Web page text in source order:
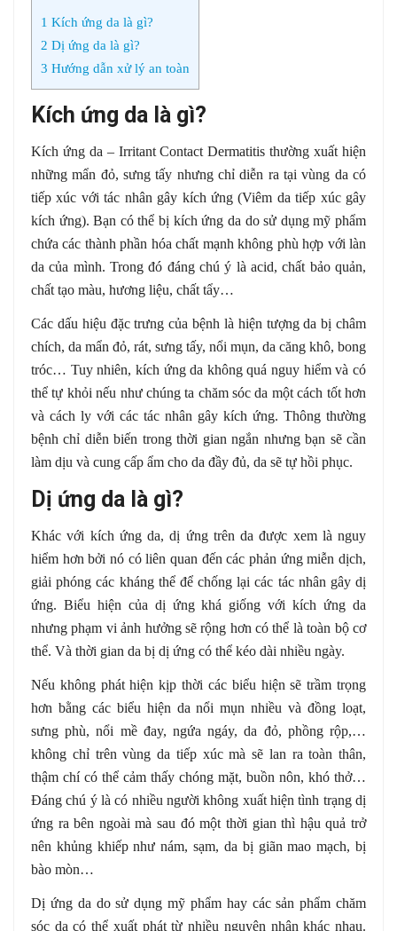
1 Kích ứng da là gì?
2 Dị ứng da là gì?
3 Hướng dẫn xử lý an toàn
Kích ứng da là gì?
Kích ứng da – Irritant Contact Dermatitis thường xuất hiện
những mẩn đỏ, sưng tấy nhưng chỉ diễn ra tại vùng da có
tiếp xúc với tác nhân gây kích ứng (Viêm da tiếp xúc gây
kích ứng). Bạn có thể bị kích ứng da do sử dụng mỹ phẩm
chứa các thành phần hóa chất mạnh không phù hợp với làn
da của mình. Trong đó đáng chú ý là acid, chất bảo quản,
chất tạo màu, hương liệu, chất tẩy…
Các dấu hiệu đặc trưng của bệnh là hiện tượng da bị châm
chích, da mẩn đỏ, rát, sưng tấy, nổi mụn, da căng khô, bong
tróc… Tuy nhiên, kích ứng da không quá nguy hiểm và có
thể tự khỏi nếu như chúng ta chăm sóc da một cách tốt hơn
và cách ly với các tác nhân gây kích ứng. Thông thường
bệnh chỉ diễn biến trong thời gian ngắn nhưng bạn sẽ cần
làm dịu và cung cấp ẩm cho da đầy đủ, da sẽ tự hồi phục.
Dị ứng da là gì?
Khác với kích ứng da, dị ứng trên da được xem là nguy
hiểm hơn bởi nó có liên quan đến các phản ứng miễn dịch,
giải phóng các kháng thể để chống lại các tác nhân gây dị
ứng. Biểu hiện của dị ứng khá giống với kích ứng da
nhưng phạm vi ảnh hưởng sẽ rộng hơn có thể là toàn bộ cơ
thể. Và thời gian da bị dị ứng có thể kéo dài nhiều ngày.
Nếu không phát hiện kịp thời các biểu hiện sẽ trầm trọng
hơn bằng các biểu hiện da nổi mụn nhiều và đồng loạt,
sưng phù, nổi mề đay, ngứa ngáy, da đỏ, phồng rộp,…
không chỉ trên vùng da tiếp xúc mà sẽ lan ra toàn thân,
thậm chí có thể cảm thấy chóng mặt, buồn nôn, khó thở…
Đáng chú ý là có nhiều người không xuất hiện tình trạng dị
ứng ra bên ngoài mà sau đó một thời gian thì hậu quả trở
nên khủng khiếp như nám, sạm, da bị giãn mao mạch, bị
bào mòn…
Dị ứng da do sử dụng mỹ phẩm hay các sản phẩm chăm
sóc da có thể xuất phát từ nhiều nguyên nhân khác nhau.